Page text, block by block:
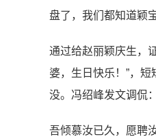
盘了，我们都知道颖
通过给赵丽颖庆生，
婆，生日快乐！”，
没。冯绍峰发文调侃
吾倾慕汝已久，愿聘